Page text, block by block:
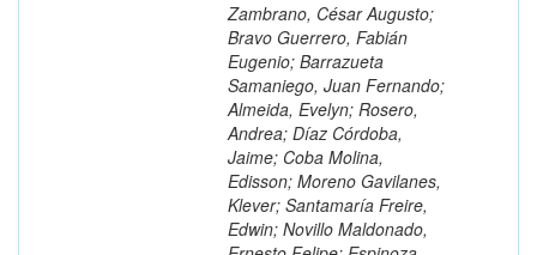
Zambrano, César Augusto;
Bravo Guerrero, Fabián
Eugenio; Barrazueta
Samaniego, Juan Fernando;
Almeida, Evelyn; Rosero,
Andrea; Díaz Córdoba,
Jaime; Coba Molina,
Edisson; Moreno Gavilanes,
Klever; Santamaría Freire,
Edwin; Novillo Maldonado,